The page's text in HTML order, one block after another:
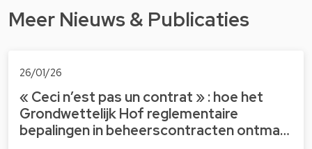
Meer Nieuws & Publicaties
26/01/26
« Ceci n’est pas un contrat » : hoe het
Grondwettelijk Hof reglementaire
bepalingen in beheerscontracten ontma…